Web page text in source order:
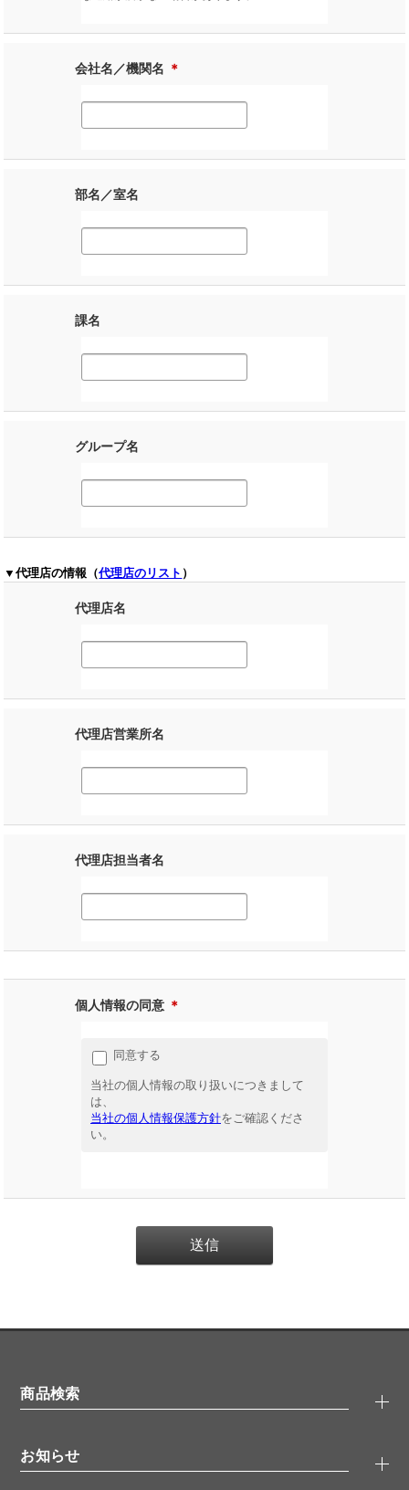
会社名／機関名 ＊
部名／室名
課名
グループ名
▼代理店の情報（代理店のリスト ）
代理店名
代理店営業所名
代理店担当者名
個人情報の同意 ＊
同意する
当社の個人情報の取り扱いにつきまして
は、
当社の個人情報保護方針をご確認くださ
い。
商品検索
タンパク質検索
お知らせ